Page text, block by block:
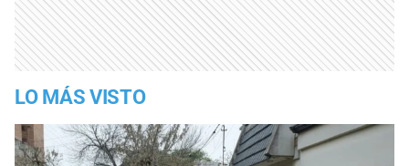
LO MÁS VISTO